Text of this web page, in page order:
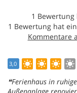
1
1 Bewertung hat
3,0
Ferienhaus in